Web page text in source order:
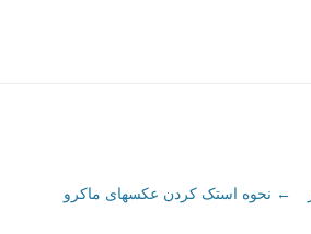
← نحوه استک کردن عکسهای ماکرو